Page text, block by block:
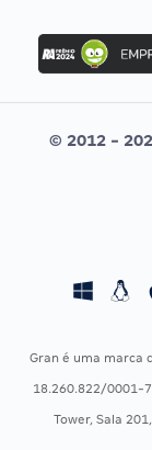
Concurso Ibama
Concurso MPU
Editais publicados
CONCURSOS POR
Concursos Fiscais
Concursos Saúde
© 2012 -
Gran é uma marca
18.260.822/0001-
Tower, Sala